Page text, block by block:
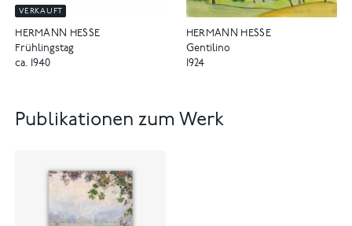
VERKAUFT
HERMANN HESSE
Frühlingstag
ca. 1940
HERMANN HESSE
Gentilino
1924
Publikationen zum Werk